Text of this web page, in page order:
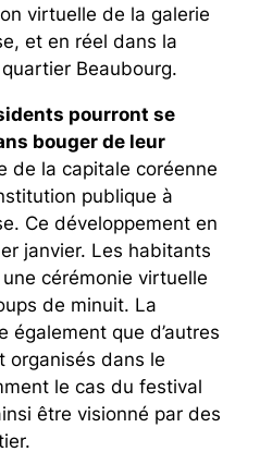
virtuelle de la galerie
et en réel dans la
Beaubourg.
pourront se
bouger de leur
de la capitale coréenne
publique à
Ce développement en
janvier. Les habitants
cérémonie virtuelle
de minuit. La
également que d’autres
organisés dans le
le cas du festival
être visionné par des